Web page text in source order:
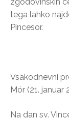
tega lahko
Pincesor.
Vsakodnevni
Mór (21. januar
Na dan sv.